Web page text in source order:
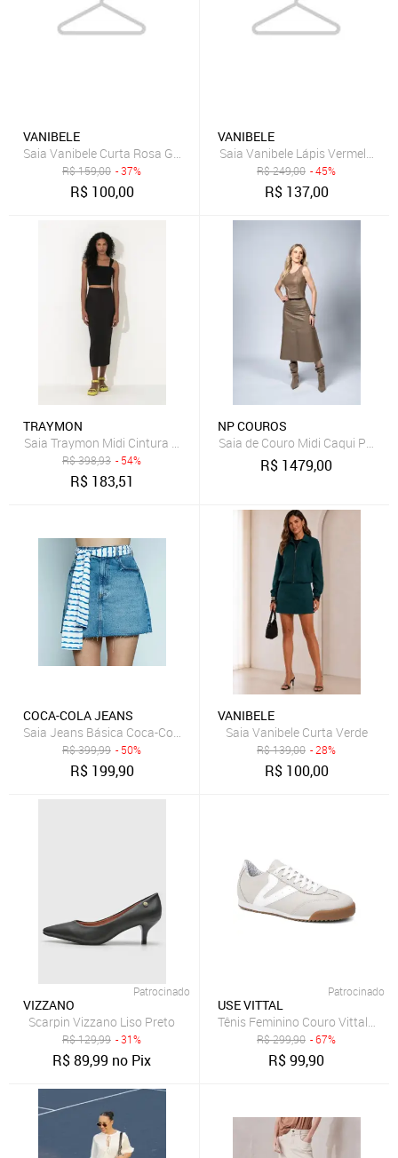
VANIBELE
Saia Vanibele Curta Rosa Goiaba
R$159,00 - 37%
R$ 100,00
VANIBELE
Saia Vanibele Lápis Vermelha
R$249,00 - 45%
R$ 137,00
TRAYMON
Saia Traymon Midi Cintura Alta Preto
R$398,93 - 54%
R$ 183,51
NP COUROS
Saia de Couro Midi Caqui Pelica
R$ 1479,00
COCA-COLA JEANS
Saia Jeans Básica Coca-Cola Jeans Jeans
R$399,99 - 50%
R$ 199,90
VANIBELE
Saia Vanibele Curta Verde
R$139,00 - 28%
R$ 100,00
Patrocinado
VIZZANO
Scarpin Vizzano Liso Preto
R$129,99 - 31%
R$89,99 no Pix
Patrocinado
USE VITTAL
Tênis Feminino Couro Vittal
R$299,90 - 67%
R$99,90